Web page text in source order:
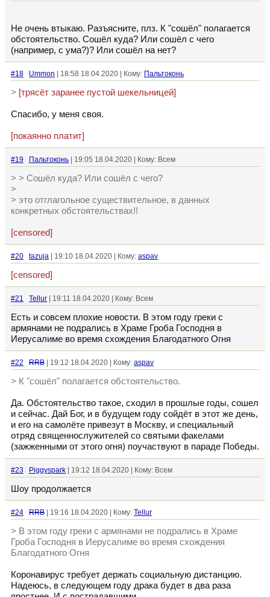
Не очень втыкаю. Разъясните, плз. К "сошёл" полагается
обстоятельство. Сошёл куда? Или сошёл с чего
(например, с ума?)? Или сошёл на нет?
#18 Ummon | 18:58 18.04.2020 | Кому: Пальтоконь
> [трясёт заранее пустой шекельницей]
Спасибо, у меня своя.
[покаянно платит]
#19 Пальтоконь | 19:05 18.04.2020 | Кому: Всем
> > Сошёл куда? Или сошёл с чего?
>
> это отглагольное существительное, в данных
конкретных обстоятельствах!!
[censored]
#20 tazuja | 19:10 18.04.2020 | Кому: aspav
[censored]
#21 Tellur | 19:11 18.04.2020 | Кому: Всем
Есть и совсем плохие новости. В этом году греки с
армянами не подрались в Храме Гроба Господня в
Иерусалиме во время схождения Благодатного Огня
#22 RRB | 19:12 18.04.2020 | Кому: aspav
> К "сошёл" полагается обстоятельство.
Да. Обстоятельство такое, сходил в прошлые годы, сошел
и сейчас. Дай Бог, и в будущем году сойдёт в этот же день,
и его на самолёте привезут в Москву, и специальный
отряд священнослужителей со святыми факелами
(зажженными от этого огня) поучаствуют в параде Победы.
#23 Piggyspark | 19:12 18.04.2020 | Кому: Всем
Шоу продолжается
#24 RRB | 19:16 18.04.2020 | Кому: Tellur
> В этом году греки с армянами не подрались в Храме
Гроба Господня в Иерусалиме во время схождения
Благодатного Огня
Коронавирус требует держать социальную дистанцию.
Надеюсь, в следующем году драка будет в два раза